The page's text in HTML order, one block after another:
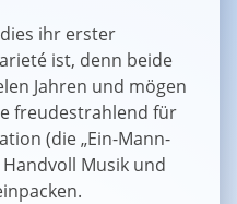
ihr erster
ist, denn beide
Jahren und mögen
freudestrahlend für
(die „Ein-Mann-
Musik und